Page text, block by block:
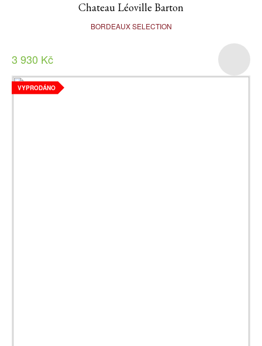
Chateau Léoville Barton
BORDEAUX SELECTION
3 930 Kč
VYPRODÁNO